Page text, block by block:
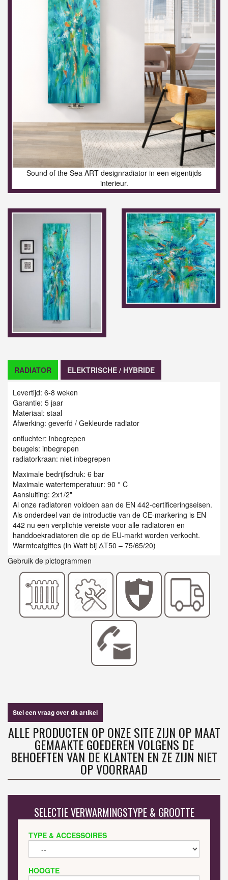
Sound of the Sea ART designradiator in een eigentijds
interieur.
RADIATOR ELEKTRISCHE / HYBRIDE
Levertijd: 6-8 weken
Garantie: 5 jaar
Materiaal: staal
Afwerking: geverfd / Gekleurde radiator
ontluchter: inbegrepen
beugels: inbegrepen
radiatorkraan: niet inbegrepen
Maximale bedrijfsdruk: 6 bar
Maximale watertemperatuur: 90 ° C
Aansluiting: 2x1/2"
Al onze radiatoren voldoen aan de EN 442-certificeringseisen.
Als onderdeel van de introductie van de CE-markering is EN
442 nu een verplichte vereiste voor alle radiatoren en
handdoekradiatoren die op de EU-markt worden verkocht.
Warmteafgiftes (in Watt bij ΔT50 – 75/65/20)
Gebruik de pictogrammen
Stel een vraag over dit artikel
ALLE PRODUCTEN OP ONZE SITE ZIJN OP MAAT
GEMAAKTE GOEDEREN VOLGENS DE
BEHOEFTEN VAN DE KLANTEN EN ZE ZIJN NIET
OP VOORRAAD
SELECTIE VERWARMINGSTYPE & GROOTTE
TYPE & ACCESSOIRES
HOOGTE